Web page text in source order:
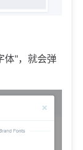
体"，就会弹